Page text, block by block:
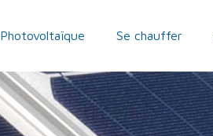
Photovoltaïque Se chauffer